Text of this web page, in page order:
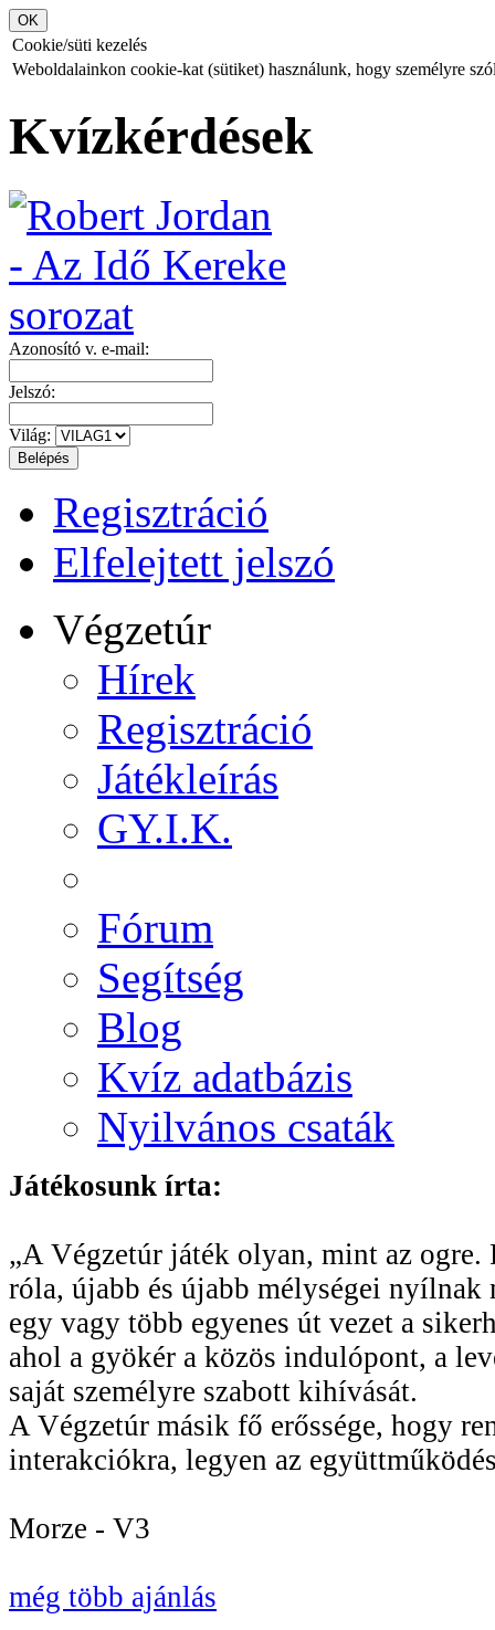
Cookie/süti kezelés
Weboldalainkon cookie-kat (sütiket) használunk, hogy személyre
Kvízkérdések
Azonosító v. e-mail:
Jelszó:
Világ:
Regisztráció
Elfelejtett jelszó
Végzetúr
Hírek
Regisztráció
Játékleírás
GY.I.K.
Fórum
Segítség
Blog
Kvíz adatbázis
Nyilvános csaták
Játékosunk írta:
„A Végzetúr játék olyan, mint az
róla, újabb és újabb mélységei
egy vagy több egyenes út vezet a
ahol a gyökér a közös indulópont, a
saját személyre szabott kihívását.
A Végzetúr másik fő erőssége, hogy
interakciókra, legyen az
Morze - V3
még több ajánlás